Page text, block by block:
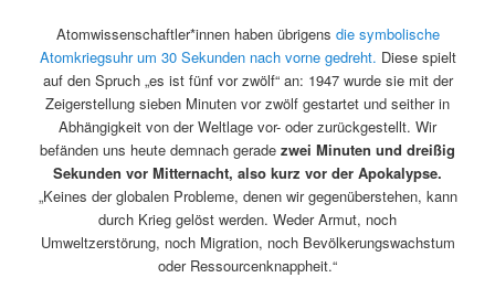
Atomwissenschaftler*innen haben übrigens die symbolische
Atomkriegsuhr um 30 Sekunden nach vorne gedreht. Diese spielt
auf den Spruch „es ist fünf vor zwölf“ an: 1947 wurde sie mit der
Zeigerstellung sieben Minuten vor zwölf gestartet und seither in
Abhängigkeit von der Weltlage vor- oder zurückgestellt. Wir
befänden uns heute demnach gerade zwei Minuten und dreißig
Sekunden vor Mitternacht, also kurz vor der Apokalypse.
„Keines der globalen Probleme, denen wir gegenüberstehen, kann
durch Krieg gelöst werden. Weder Armut, noch
Umweltzerstörung, noch Migration, noch Bevölkerungswachstum
oder Ressourcenknappheit.“